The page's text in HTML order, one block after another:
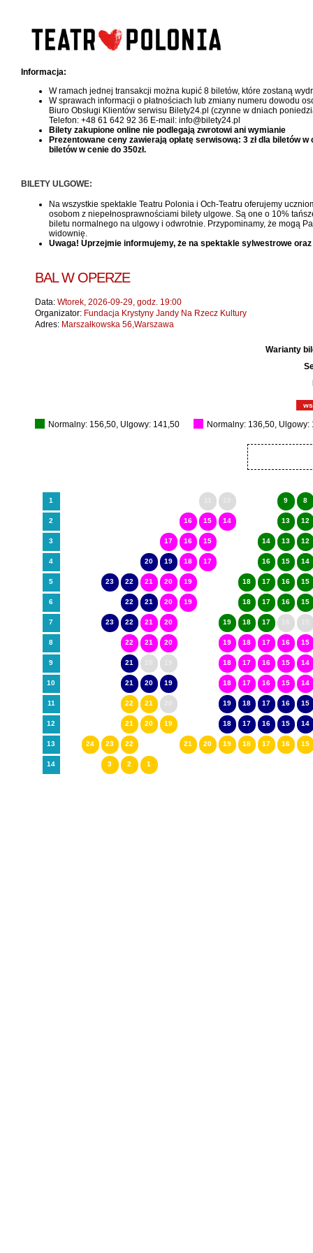
Informacja:
W ramach jednej transakcji można kupić 8 biletów, które zostaną
W sprawach informacji o płatnościach lub zmiany numeru dowodu
Biuro Obsługi Klientów serwisu Bilety24.pl (czynne w dniach
Telefon: +48 61 642 92 36 E-mail: info@bilety24.pl
Bilety zakupione online nie podlegają zwrotowi ani wymianie
Prezentowane ceny zawierają opłatę serwisową: 3 zł dla biletów w
biletów w cenie do 350zł.
BILETY ULGOWE:
Na wszystkie spektakle Teatru Polonia i Och-Teatru oferujemy
osobom z niepełnosprawnościami bilety ulgowe. Są one o 10%
biletu normalnego na ulgowy i odwrotnie. Przypominamy, że mogą
widownię.
Uwaga! Uprzejmie informujemy, że na spektakle sylwestrowe
BAL W OPERZE
Data: Wtorek, 2026-09-29, godz. 19:00
Organizator: Fundacja Krystyny Jandy Na Rzecz Kultury
Adres: Marszałkowska 56,Warszawa
Warianty
Normalny: 156,50, Ulgowy: 141,50 Normalny: 136,50, Ulgowy:
1 9 8
2 16 15 14 13 12
3 17 16 15 14 13 12
4 20 19 18 17 16 15 14
5 23 22 21 20 19 18 17 16 15
6 22 21 20 19 18 17 16 15
7 23 22 21 20 19 18 17
8 22 21 20 19 18 17 16 15
9 21 18 17 16 15 14
10 21 20 19 18 17 16 15 14
11 22 21 19 18 17 16 15
12 21 20 19 18 17 16 15 14
13 24 23 22 21 20 19 18 17 16 15
14 3 2 1